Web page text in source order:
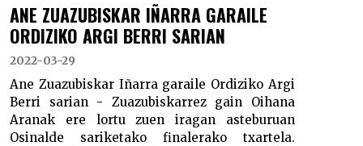
ANE ZUAZUBISKAR IÑARRA GARAILE
ORDIZIKO ARGI BERRI SARIAN
2022-03-29
Ane Zuazubiskar Iñarra garaile Ordiziko Argi
Berri sarian - Zuazubiskarrez gain Oihana
Aranak ere lortu zuen iragan asteburuan
Osinalde sariketako finalerako txartela.